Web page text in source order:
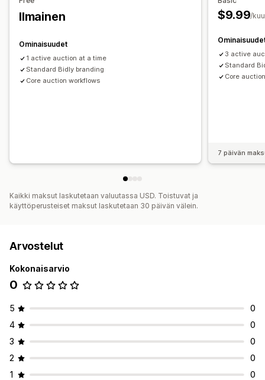
Ylläpitohälytykset
Ilmainen
Ominaisuudet
1 active auction at a time
Standard Bidly branding
Core auction workflows
$9.99/
3 active
Standard
Core
7 päivän
Kaikki maksut laskutetaan valuutassa USD. Toistuvat ja
käyttöperusteiset maksut laskutetaan 30 päivän välein.
Arvostelut
Kokonaisarvio
0
5
0
4
0
3
0
2
0
1
0